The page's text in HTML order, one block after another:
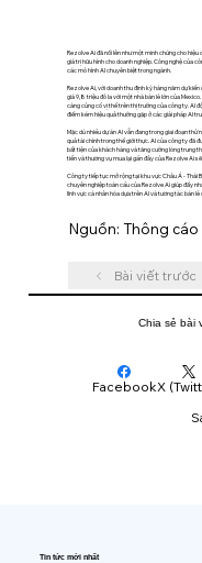
Rezolve Ai đã nổi lên như một minh chứng cho
giá trị hữu hình cho doanh nghiệp. Công nghệ của
các mô hình AI chuyên biệt trong ngành.
Rezolve Ai, với doanh thu định kỳ hàng năm dự
giá 9,8 triệu đô la với một nhà bán lẻ lớn của
càng củng cố vị thế trên thị trường của công ty. AI
điểm kém hiệu quả thường gặp ở các giải pháp AI
Mặc dù nhiều dự án AI vẫn đang trong giai đoạn
quả tài chính trong thế giới thực. AI của công ty đã
bất tiện của khách hàng và tăng cường lòng trung
tiến và thương vụ mua lại gần đây của Rezolve Ai
Công ty tiếp tục mở rộng tại khu vực Châu Á - Thái
chuyên nghiệp toàn cầu của Rezolve Ai giúp đẩy
lĩnh vực cá nhân hóa dựa trên AI và tương tác bán
Nguồn: Thông cáo
Bài viết trước
Chia sẻ bài
FacebookX
Tin tức mới nhất